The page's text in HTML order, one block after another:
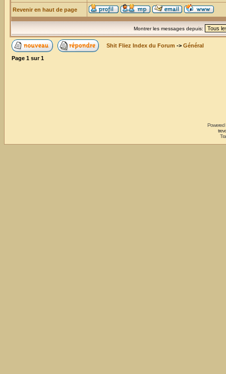
Revenir en haut de page
Montrer les messages depuis:
Shit Fliez Index du Forum -> Général
Page 1 sur1
Powered